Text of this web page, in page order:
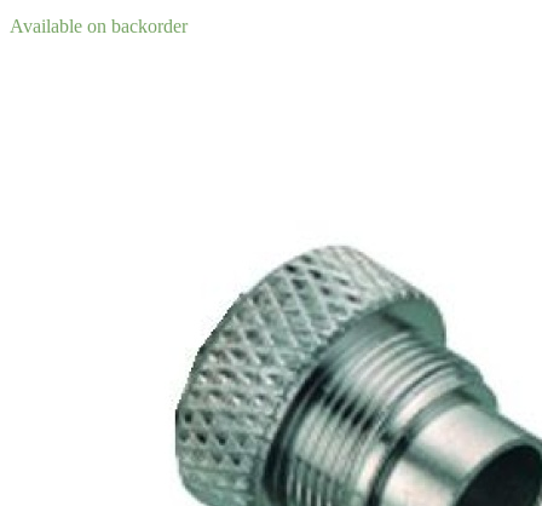
Available on backorder